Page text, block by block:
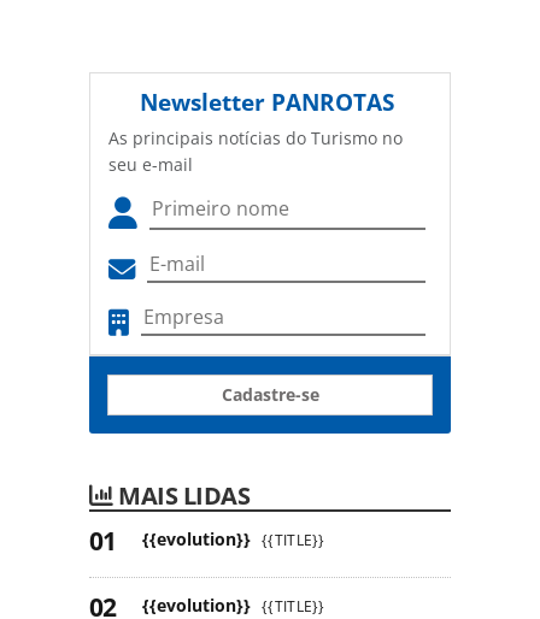
Newsletter PANROTAS
As principais notícias do Turismo no
seu e-mail
Cadastre-se
MAIS LIDAS
{{evolution}} {{TITLE}}
{{evolution}} {{TITLE}}